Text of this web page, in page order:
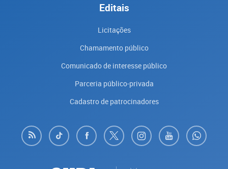
Editais
Licitações
Chamamento público
Comunicado de interesse público
Parceria público-privada
Cadastro de patrocinadores